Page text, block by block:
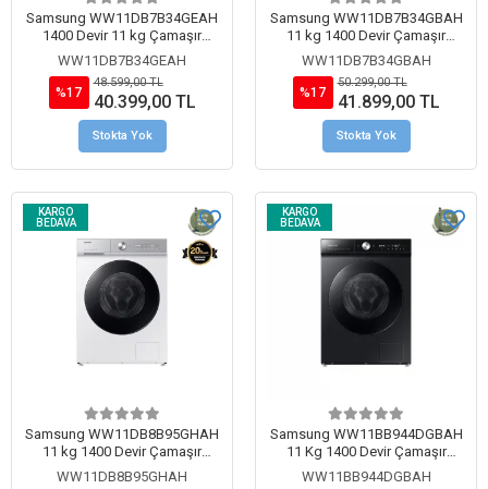
Samsung WW11DB7B34GEAH
1400 Devir 11 kg Çamaşır
Makinesi Beyaz
WW11DB7B34GEAH
%17
48.599,00 TL
40.399,00 TL
Stokta Yok
Samsung WW11DB7B34GBAH
11 kg 1400 Devir Çamaşır
Makinesi Siyah
WW11DB7B34GBAH
%17
50.299,00 TL
41.899,00 TL
Stokta Yok
KARGO
BEDAVA
Samsung WW11DB8B95GHAH
11 kg 1400 Devir Çamaşır
Makinesi Beyaz
WW11DB8B95GHAH
KARGO
BEDAVA
Samsung WW11BB944DGBAH
11 Kg 1400 Devir Çamaşır
Makinesi Siyah
WW11BB944DGBAH